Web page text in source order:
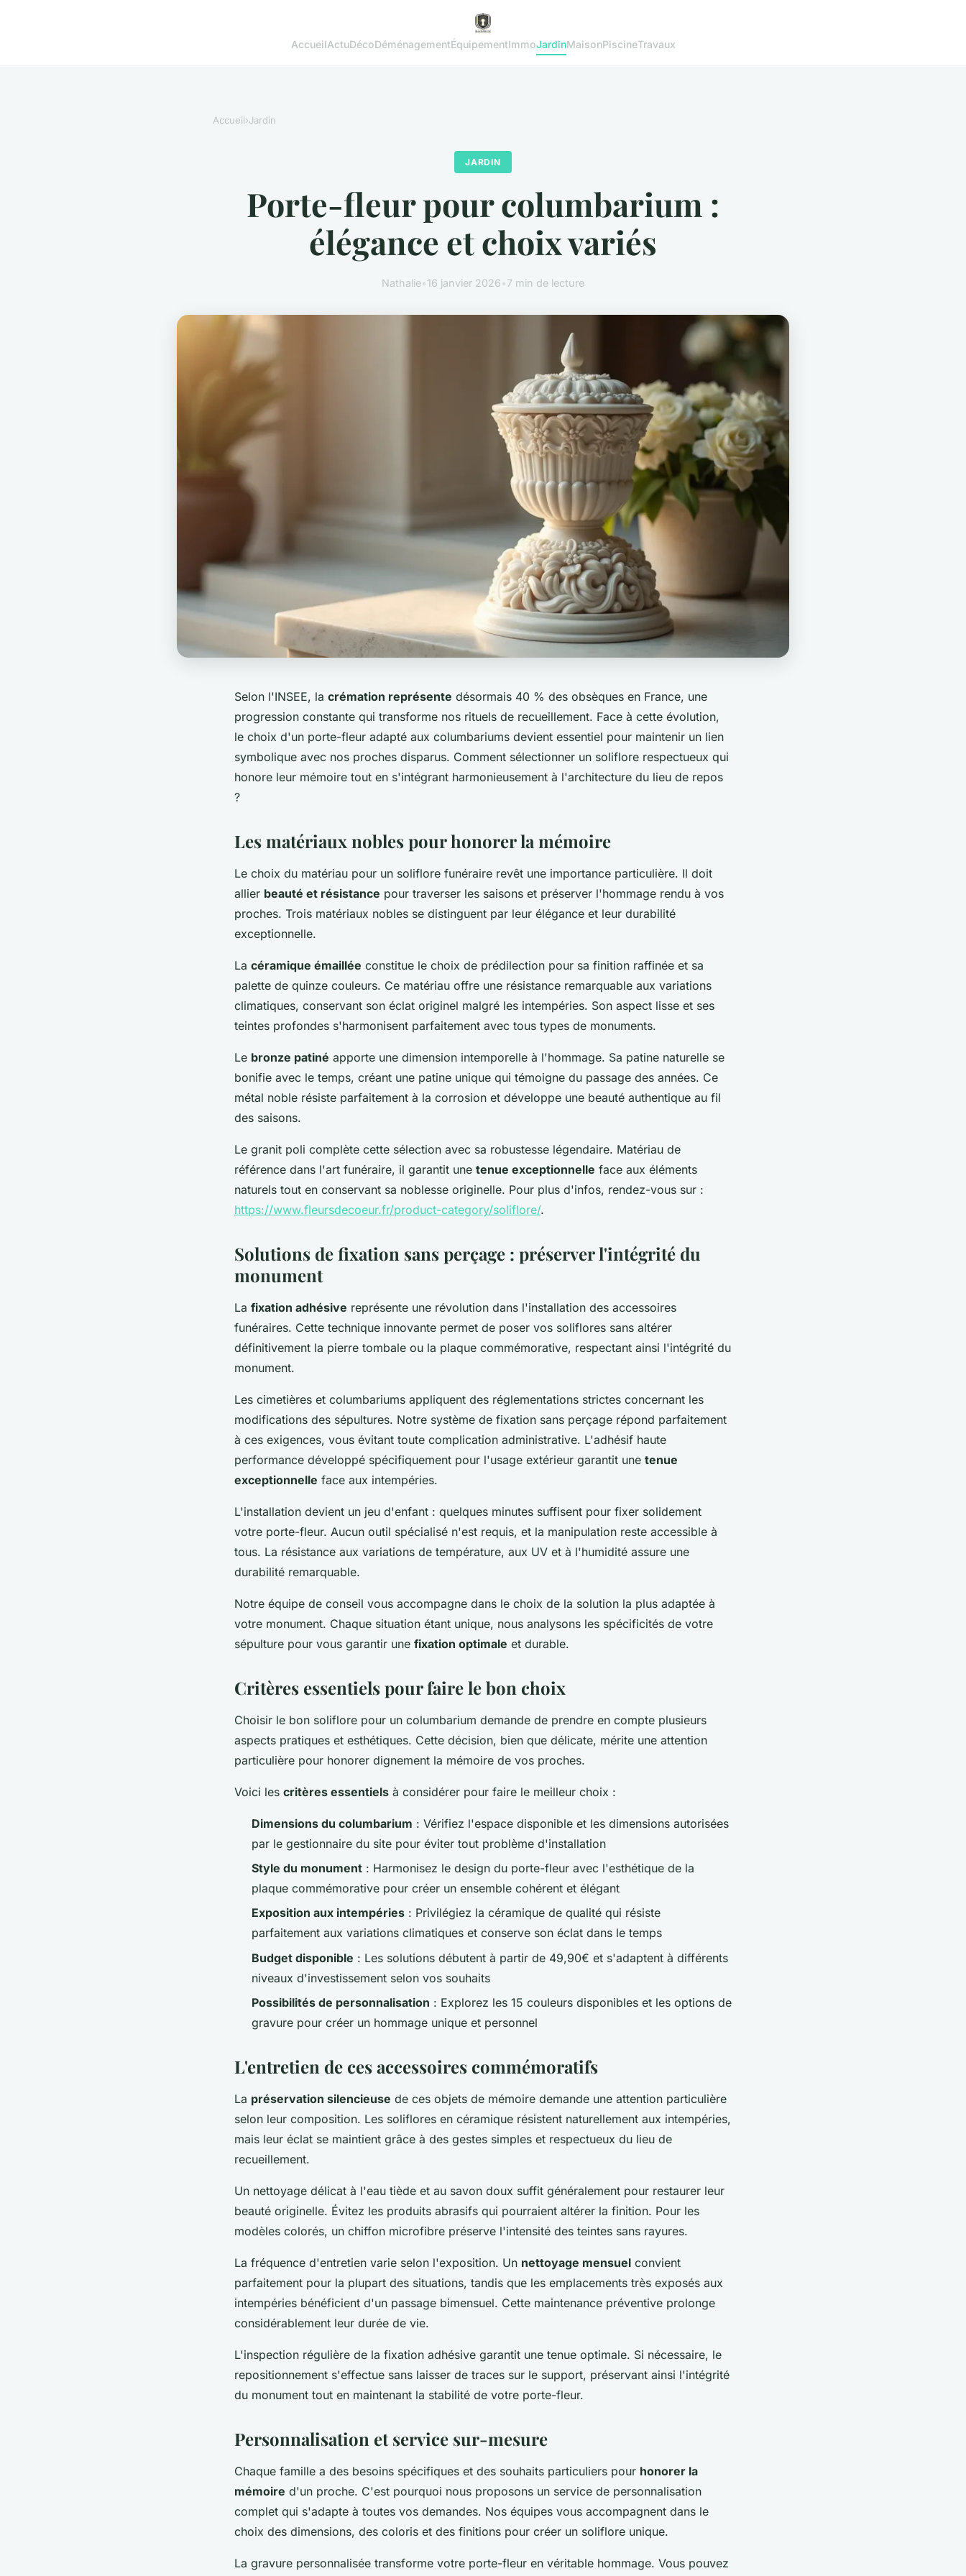
AccueilActuDécoDéménagementÉquipementImmoJardinMaisonPiscineTravaux
Accueil›Jardin
JARDIN
Porte-fleur pour columbarium :
élégance et choix variés
Nathalie•16 janvier 2026•7 min de lecture
Selon l'INSEE, la crémation représente désormais 40 % des obsèques en France, une
progression constante qui transforme nos rituels de recueillement. Face à cette évolution,
le choix d'un porte-fleur adapté aux columbariums devient essentiel pour maintenir un lien
symbolique avec nos proches disparus. Comment sélectionner un soliflore respectueux qui
honore leur mémoire tout en s'intégrant harmonieusement à l'architecture du lieu de repos
?
Les matériaux nobles pour honorer la mémoire
Le choix du matériau pour un soliflore funéraire revêt une importance particulière. Il doit
allier beauté et résistance pour traverser les saisons et préserver l'hommage rendu à vos
proches. Trois matériaux nobles se distinguent par leur élégance et leur durabilité
exceptionnelle.
La céramique émaillée constitue le choix de prédilection pour sa finition raffinée et sa
palette de quinze couleurs. Ce matériau offre une résistance remarquable aux variations
climatiques, conservant son éclat originel malgré les intempéries. Son aspect lisse et ses
teintes profondes s'harmonisent parfaitement avec tous types de monuments.
Le bronze patiné apporte une dimension intemporelle à l'hommage. Sa patine naturelle se
bonifie avec le temps, créant une patine unique qui témoigne du passage des années. Ce
métal noble résiste parfaitement à la corrosion et développe une beauté authentique au fil
des saisons.
Le granit poli complète cette sélection avec sa robustesse légendaire. Matériau de
référence dans l'art funéraire, il garantit une tenue exceptionnelle face aux éléments
naturels tout en conservant sa noblesse originelle. Pour plus d'infos, rendez-vous sur :
https://www.fleursdecoeur.fr/product-category/soliflore/.
Solutions de fixation sans perçage : préserver l'intégrité du
monument
La fixation adhésive représente une révolution dans l'installation des accessoires
funéraires. Cette technique innovante permet de poser vos soliflores sans altérer
définitivement la pierre tombale ou la plaque commémorative, respectant ainsi l'intégrité du
monument.
Les cimetières et columbariums appliquent des réglementations strictes concernant les
modifications des sépultures. Notre système de fixation sans perçage répond parfaitement
à ces exigences, vous évitant toute complication administrative. L'adhésif haute
performance développé spécifiquement pour l'usage extérieur garantit une tenue
exceptionnelle face aux intempéries.
L'installation devient un jeu d'enfant : quelques minutes suffisent pour fixer solidement
votre porte-fleur. Aucun outil spécialisé n'est requis, et la manipulation reste accessible à
tous. La résistance aux variations de température, aux UV et à l'humidité assure une
durabilité remarquable.
Notre équipe de conseil vous accompagne dans le choix de la solution la plus adaptée à
votre monument. Chaque situation étant unique, nous analysons les spécificités de votre
sépulture pour vous garantir une fixation optimale et durable.
Critères essentiels pour faire le bon choix
Choisir le bon soliflore pour un columbarium demande de prendre en compte plusieurs
aspects pratiques et esthétiques. Cette décision, bien que délicate, mérite une attention
particulière pour honorer dignement la mémoire de vos proches.
Voici les critères essentiels à considérer pour faire le meilleur choix :
Dimensions du columbarium : Vérifiez l'espace disponible et les dimensions autorisées
par le gestionnaire du site pour éviter tout problème d'installation
Style du monument : Harmonisez le design du porte-fleur avec l'esthétique de la
plaque commémorative pour créer un ensemble cohérent et élégant
Exposition aux intempéries : Privilégiez la céramique de qualité qui résiste
parfaitement aux variations climatiques et conserve son éclat dans le temps
Budget disponible : Les solutions débutent à partir de 49,90€ et s'adaptent à différents
niveaux d'investissement selon vos souhaits
Possibilités de personnalisation : Explorez les 15 couleurs disponibles et les options de
gravure pour créer un hommage unique et personnel
L'entretien de ces accessoires commémoratifs
La préservation silencieuse de ces objets de mémoire demande une attention particulière
selon leur composition. Les soliflores en céramique résistent naturellement aux intempéries,
mais leur éclat se maintient grâce à des gestes simples et respectueux du lieu de
recueillement.
Un nettoyage délicat à l'eau tiède et au savon doux suffit généralement pour restaurer leur
beauté originelle. Évitez les produits abrasifs qui pourraient altérer la finition. Pour les
modèles colorés, un chiffon microfibre préserve l'intensité des teintes sans rayures.
La fréquence d'entretien varie selon l'exposition. Un nettoyage mensuel convient
parfaitement pour la plupart des situations, tandis que les emplacements très exposés aux
intempéries bénéficient d'un passage bimensuel. Cette maintenance préventive prolonge
considérablement leur durée de vie.
L'inspection régulière de la fixation adhésive garantit une tenue optimale. Si nécessaire, le
repositionnement s'effectue sans laisser de traces sur le support, préservant ainsi l'intégrité
du monument tout en maintenant la stabilité de votre porte-fleur.
Personnalisation et service sur-mesure
Chaque famille a des besoins spécifiques et des souhaits particuliers pour honorer la
mémoire d'un proche. C'est pourquoi nous proposons un service de personnalisation
complet qui s'adapte à toutes vos demandes. Nos équipes vous accompagnent dans le
choix des dimensions, des coloris et des finitions pour créer un soliflore unique.
La gravure personnalisée transforme votre porte-fleur en véritable hommage. Vous pouvez